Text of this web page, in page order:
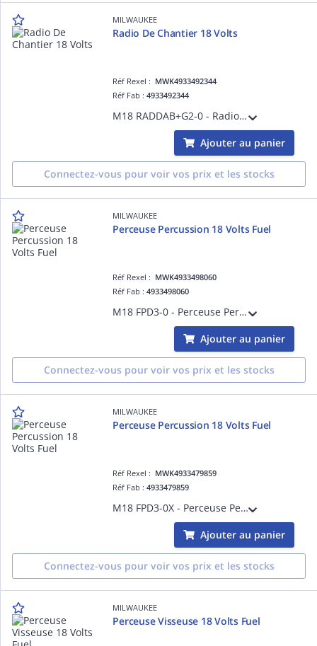
MILWAUKEE
Radio De Chantier 18 Volts
Réf Rexel : MWK4933492344
Réf Fab :4933492344
M18 RADDAB+G2-0 - Radio de chantier 18V, sans batterie - sans batterie, ni chargeur
Ajouter au panier
Connectez-vous pour voir vos prix et les stocks
MILWAUKEE
Perceuse Percussion 18 Volts Fuel
Réf Rexel : MWK4933498060
Réf Fab :4933498060
M18 FPD3-0 - Perceuse Percussion FUEL 4GEN, 18V, 158 Nm, sans batterie - sans batterie, ni chargeur
Ajouter au panier
Connectez-vous pour voir vos prix et les stocks
MILWAUKEE
Perceuse Percussion 18 Volts Fuel
Réf Rexel : MWK4933479859
Réf Fab :4933479859
M18 FPD3-0X - Perceuse Percussion FUEL 4GEN, 18V, 158 Nm, sans batterie - HD Box, sans batterie, ni chargeur
Ajouter au panier
Connectez-vous pour voir vos prix et les stocks
MILWAUKEE
Perceuse Visseuse 18 Volts Fuel